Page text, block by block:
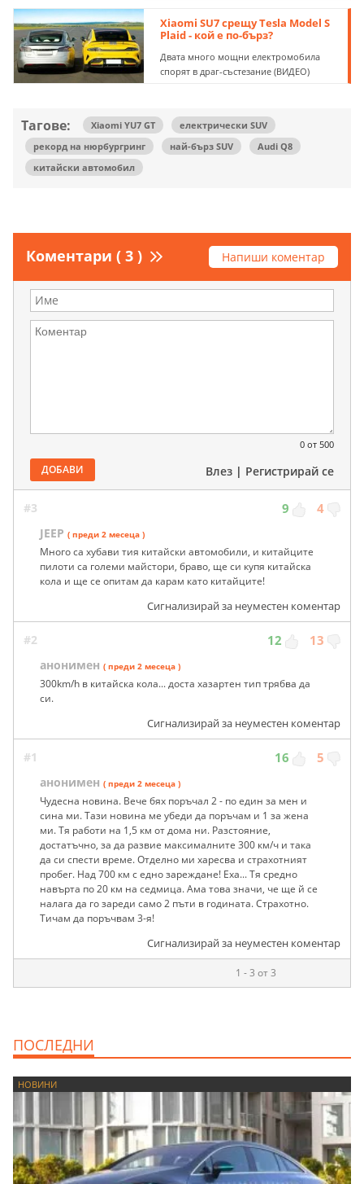
Xiaomi SU7 срещу Tesla Model S
Plaid - кой е по-бърз?
Двата много мощни електромобила
спорят в драг-състезание (ВИДЕО)
Тагове: Xiaomi YU7 GT
електрически SUV
рекорд на нюрбургринг
най-бърз SUV
Audi Q8
китайски автомобил
Коментари ( 3 ) Напиши коментар
0 от 500
ДОБАВИ Влез | Регистрирай се
#3 9 4
JEEP ( преди 2 месеца )
Много са хубави тия китайски автомобили, и китайците
пилоти са големи майстори, браво, ще си купя китайска
кола и ще се опитам да карам като китайците!
Сигнализирай за неуместен коментар
#2 12 13
анонимен ( преди 2 месеца )
300km/h в китайска кола... доста хазартен тип трябва да
си.
Сигнализирай за неуместен коментар
#1 16 5
анонимен ( преди 2 месеца )
Чудесна новина. Вече бях поръчал 2 - по един за мен и
сина ми. Тази новина ме убеди да поръчам и 1 за жена
ми. Тя работи на 1,5 км от дома ни. Разстояние,
достатъчно, за да развие максималните 300 км/ч и така
да си спести време. Отделно ми харесва и страхотният
пробег. Над 700 км с едно зареждане! Еха... Тя средно
навърта по 20 км на седмица. Ама това значи, че ще й се
налага да го зареди само 2 пъти в годината. Страхотно.
Тичам да поръчвам 3-я!
Сигнализирай за неуместен коментар
1 - 3 от 3
ПОСЛЕДНИ
НОВИНИ